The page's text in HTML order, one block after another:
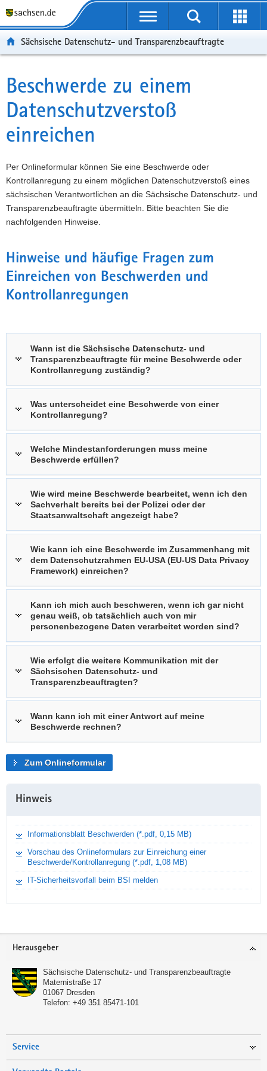
t
ü
b
e
r
g
e
i
f
e
n
e
a
v
a
n
t
n
a
v
i
g
t
i
o
n
p
n
h
a
l
t
t
-
B
e
r
e
c
h
Sächsische Datenschutz- und Transparenzbeauftragte
Hauptinhalt
Beschwerde zu einem
Datenschutzverstoß
einreichen
Per Onlineformular können Sie eine Beschwerde oder
Kontrollanregung zu einem möglichen Datenschutzverstoß eines
sächsischen Verantwortlichen an die Sächsische Datenschutz- und
Transparenzbeauftragte übermitteln. Bitte beachten Sie die
nachfolgenden Hinweise.
Hinweise und häufige Fragen zum
Einreichen von Beschwerden und
Kontrollanregungen
Wann ist die Sächsische Datenschutz- und
Transparenzbeauftragte für meine Beschwerde oder
Kontrollanregung zuständig?
Was unterscheidet eine Beschwerde von einer
Kontrollanregung?
Welche Mindestanforderungen muss meine
Beschwerde erfüllen?
Wie wird meine Beschwerde bearbeitet, wenn ich den
Sachverhalt bereits bei der Polizei oder der
Staatsanwaltschaft angezeigt habe?
Wie kann ich eine Beschwerde im Zusammenhang mit
dem Datenschutzrahmen EU-USA (EU-US Data Privacy
Framework) einreichen?
Kann ich mich auch beschweren, wenn ich gar nicht
genau weiß, ob tatsächlich auch von mir
personenbezogene Daten verarbeitet worden sind?
Wie erfolgt die weitere Kommunikation mit der
Sächsischen Datenschutz- und
Transparenzbeauftragten?
Wann kann ich mit einer Antwort auf meine
Beschwerde rechnen?
Zum Onlineformular
Hinweis
Informationsblatt Beschwerden (*.pdf, 0,15 MB)
Vorschau des Onlineformulars zur Einreichung einer
Beschwerde/Kontrollanregung (*.pdf, 1,08 MB)
IT-Sicherheitsvorfall beim BSI melden
Footer-
Herausgeber
Sächsische Datenschutz- und Transparenzbeauftragte
Maternistraße 17
01067 Dresden
Telefon: +49 351 85471-101
Service